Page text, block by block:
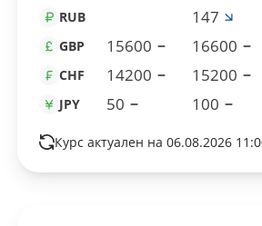
RUB 147
GBP 15600 16600
CHF 14200 15200
JPY 50 100
Курс актуален на 06.08.2026